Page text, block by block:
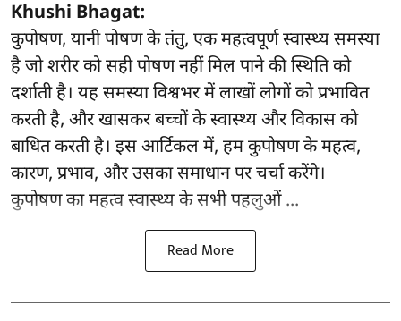
Khushi Bhagat:
कुपोषण, यानी पोषण के तंतु, एक महत्वपूर्ण स्वास्थ्य समस्या
है जो शरीर को सही पोषण नहीं मिल पाने की स्थिति को
दर्शाती है। यह समस्या विश्वभर में लाखों लोगों को प्रभावित
करती है, और खासकर बच्चों के स्वास्थ्य और विकास को
बाधित करती है। इस आर्टिकल में, हम कुपोषण के महत्व,
कारण, प्रभाव, और उसका समाधान पर चर्चा करेंगे।
कुपोषण का महत्व स्वास्थ्य के सभी पहलुओं ...
Read More